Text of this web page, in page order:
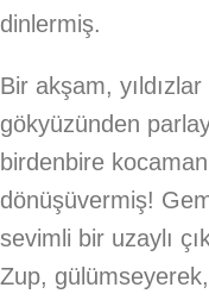
dinlermiş.
Bir akşam,
gökyüzünden
birdenbire
dönüşüvermiş!
sevimli bir uzaylı
Zup,